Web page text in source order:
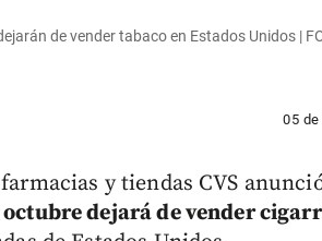
de vender tabaco en Estados Unidos |
05
y tiendas CVS
dejará de vender